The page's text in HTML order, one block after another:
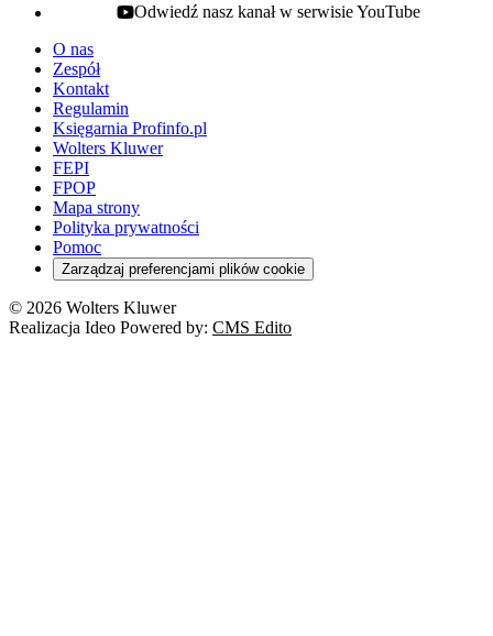
youtube - otwiera się w nowej karcie
Odwiedź nasz kanał w serwisie YouTube
O nas
Zespół
Kontakt
Regulamin
Księgarnia Profinfo.pl
Wolters Kluwer
FEPI
FPOP
Mapa strony
Polityka prywatności
Pomoc
Zarządzaj preferencjami plików cookie
© 2026 Wolters Kluwer
Realizacja Ideo Powered by: CMS Edito